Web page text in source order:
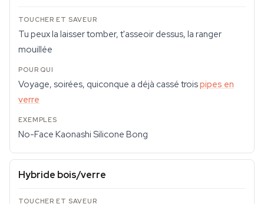
Tu peux la laisser tomber, t'asseoir dessus, la ranger
mouillée
Voyage, soirées, quiconque a déjà cassé troispipes en
verre
No-Face Kaonashi Silicone Bong
Hybride bois/verre